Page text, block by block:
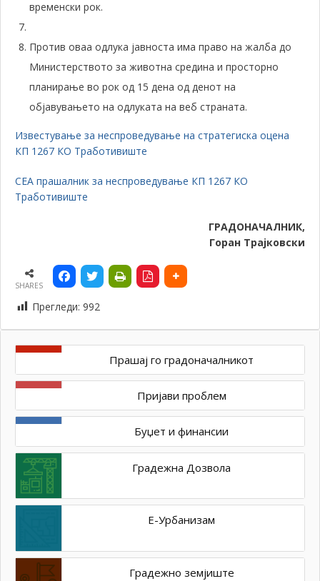
временски рок.
Против оваа одлука јавноста има право на жалба до
Министерството за животна средина и просторно
планирање во рок од 15 дена од денот на
објавувањето на одлуката на веб страната.
Известување за неспроведување на стратегиска оцена
КП 1267 КО Тработивиште
СЕА прашалник за неспроведување КП 1267 КО
Тработивиште
ГРАДОНАЧАЛНИК,
Горан Трајковски
SHARES
Прегледи: 992
Прашај го градоначалникот
Пријави проблем
Буџет и финансии
Градежна Дозвола
Е-Урбанизам
Градежно земјиште